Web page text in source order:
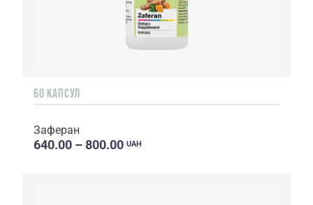
60 КАПСУЛ
Заферан
640.00 – 800.00 UAH